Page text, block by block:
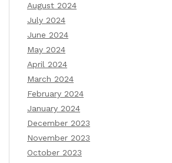
August 2024
July 2024
June 2024
May 2024
April 2024
March 2024
February 2024
January 2024
December 2023
November 2023
October 2023